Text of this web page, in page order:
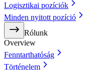
Logisztikai pozíciók
Minden nyitott pozíció
Rólunk
Overview
Fenntarthatóság
Történelem